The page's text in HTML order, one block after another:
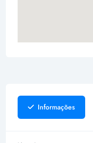
Informações